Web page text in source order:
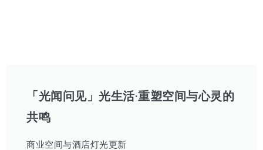
「光闻问见」光生活·重塑空间与心灵的
共鸣
商业空间与酒店灯光更新